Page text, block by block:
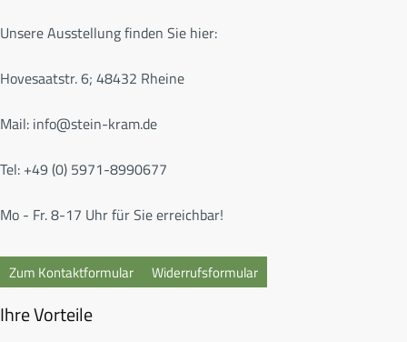
Unsere Ausstellung finden Sie hier:
Hovesaatstr. 6; 48432 Rheine
Mail: info@stein-kram.de
Tel: +49 (0) 5971-8990677
Mo - Fr. 8-17 Uhr für Sie erreichbar!
Zum Kontaktformular Widerrufsformular
Ihre Vorteile